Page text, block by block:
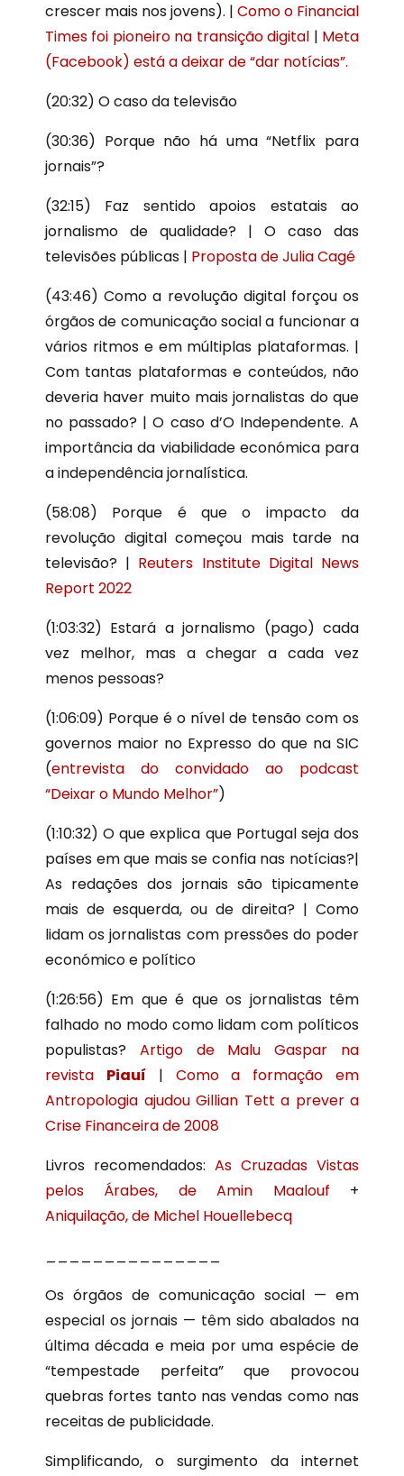
crescer mais nos jovens). | Como o Financial
Times foi pioneiro na transição digital | Meta
(Facebook) está a deixar de “dar notícias”.
(20:32) O caso da televisão
(30:36) Porque não há uma “Netflix para
jornais”?
(32:15) Faz sentido apoios estatais ao
jornalismo de qualidade? | O caso das
televisões públicas | Proposta de Julia Cagé
(43:46) Como a revolução digital forçou os
órgãos de comunicação social a funcionar a
vários ritmos e em múltiplas plataformas. |
Com tantas plataformas e conteúdos, não
deveria haver muito mais jornalistas do que
no passado? | O caso d’O Independente. A
importância da viabilidade económica para
a independência jornalística.
(58:08) Porque é que o impacto da
revolução digital começou mais tarde na
televisão? | Reuters Institute Digital News
Report 2022
(1:03:32) Estará a jornalismo (pago) cada
vez melhor, mas a chegar a cada vez
menos pessoas?
(1:06:09) Porque é o nível de tensão com os
governos maior no Expresso do que na SIC
(entrevista do convidado ao podcast
“Deixar o Mundo Melhor”)
(1:10:32) O que explica que Portugal seja dos
países em que mais se confia nas notícias?|
As redações dos jornais são tipicamente
mais de esquerda, ou de direita? | Como
lidam os jornalistas com pressões do poder
económico e político
(1:26:56) Em que é que os jornalistas têm
falhado no modo como lidam com políticos
populistas?
Artigo de Malu Gaspar na
revista
Piauí |
Como a formação em
Antropologia ajudou Gillian Tett a prever a
Crise Financeira de 2008
Livros recomendados: As Cruzadas Vistas
pelos Árabes, de Amin Maalouf
+
Aniquilação, de Michel Houellebecq
Os órgãos de comunicação social — em
especial os jornais — têm sido abalados na
última década e meia por uma espécie de
“tempestade perfeita” que provocou
quebras fortes tanto nas vendas como nas
receitas de publicidade.
Simplificando, o surgimento da internet